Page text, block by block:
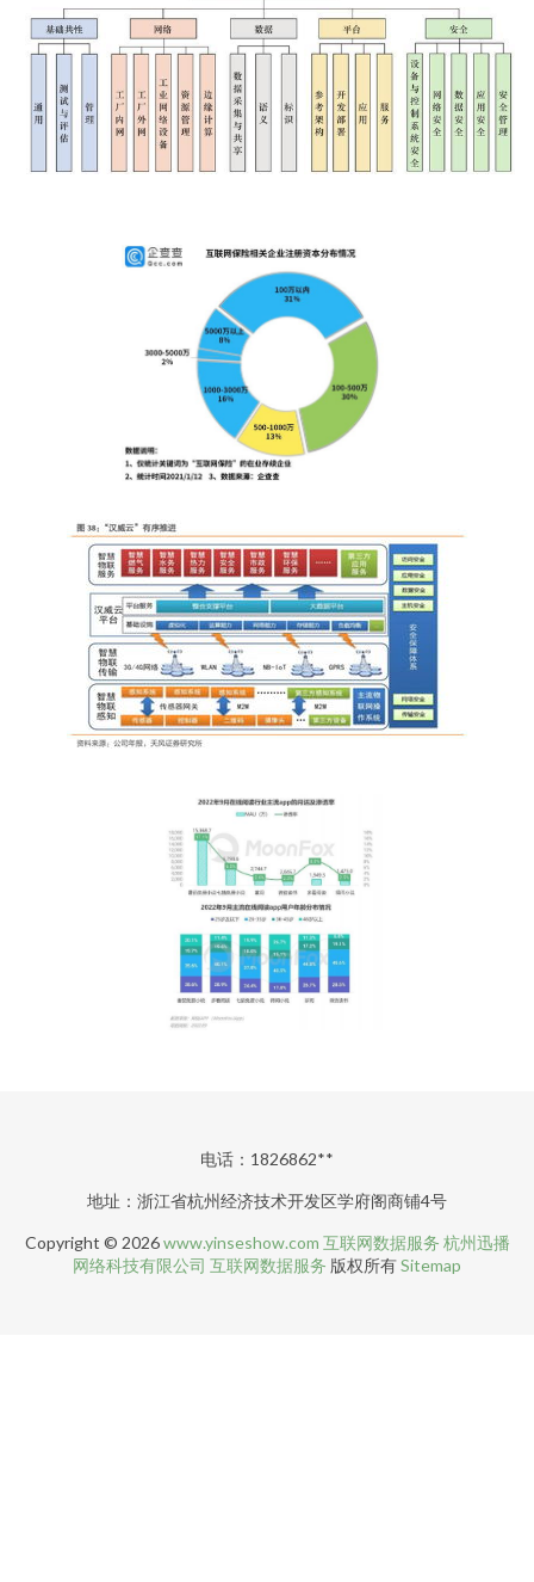
电话：1826862**
地址：浙江省杭州经济技术开发区学府阁商铺4号
Copyright © 2026www.yinseshow.com 互联网数据服务 杭州迅播
网络科技有限公司 互联网数据服务 版权所有Sitemap